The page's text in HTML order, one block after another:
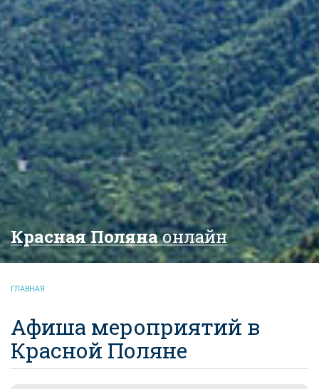
Красная Полянаонлайн
ГЛАВНАЯ
Афиша мероприятий в
Красной Поляне